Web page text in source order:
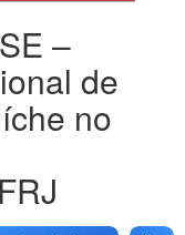
–
de
no